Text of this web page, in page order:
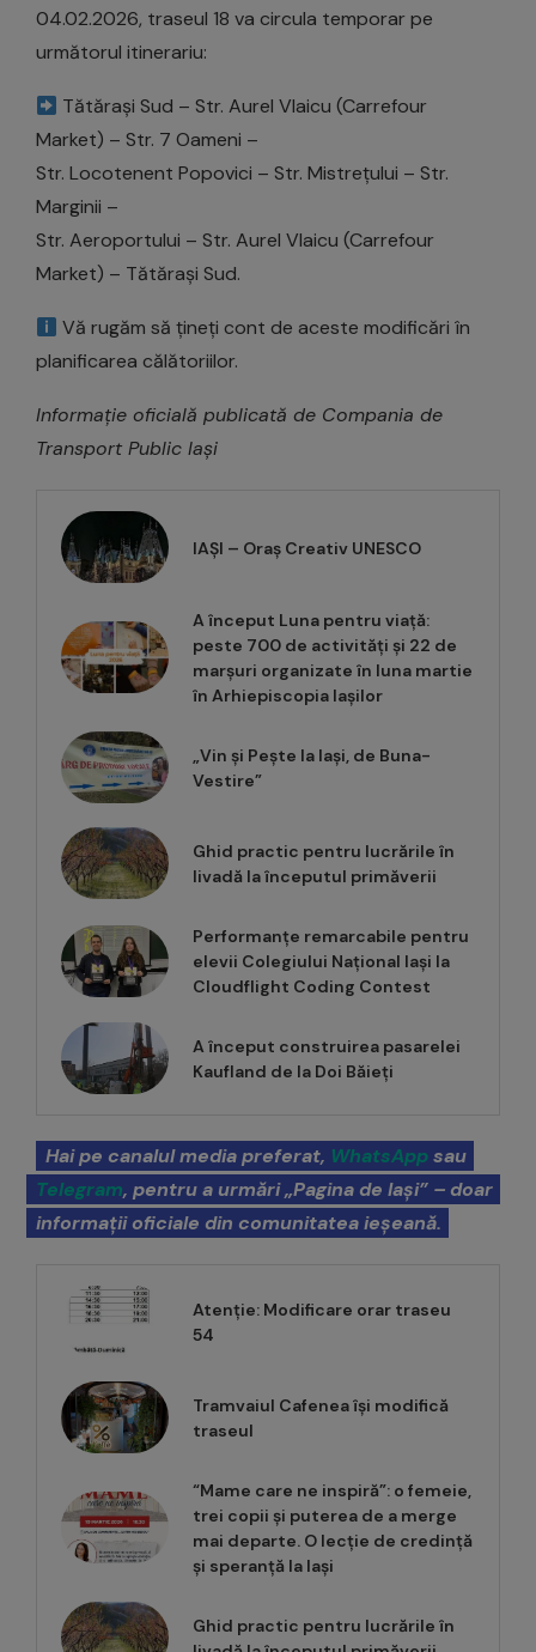
04.02.2026, traseul 18 va circula temporar pe
următorul itinerariu:
Tătărași Sud – Str. Aurel Vlaicu (Carrefour
Market) – Str. 7 Oameni –
Str. Locotenent Popovici – Str. Mistrețului – Str.
Marginii –
Str. Aeroportului – Str. Aurel Vlaicu (Carrefour
Market) – Tătărași Sud.
Vă rugăm să țineți cont de aceste modificări în
planificarea călătoriilor.
Informație oficială publicată de Compania de
Transport Public Iași
IAȘI – Oraș Creativ UNESCO
A început Luna pentru viață:
peste 700 de activități și 22 de
marșuri organizate în luna martie
în Arhiepiscopia Iașilor
„Vin și Pește la Iași, de Buna-
Vestire”
Ghid practic pentru lucrările în
livadă la începutul primăverii
Performanțe remarcabile pentru
elevii Colegiului Național Iași la
Cloudflight Coding Contest
A început construirea pasarelei
Kaufland de la Doi Băieți
Hai pe canalul media preferat, WhatsAppsau
Telegram, pentru a urmări „Pagina de Iași” – doar
informații oficiale din comunitatea ieșeană.
Atenție: Modificare orar traseu
54
Tramvaiul Cafenea își modifică
traseul
“Mame care ne inspiră”: o femeie,
trei copii și puterea de a merge
mai departe. O lecție de credință
și speranță la Iași
Ghid practic pentru lucrările în